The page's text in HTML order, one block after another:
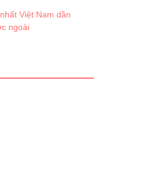
Việt Nam dần
ngoài